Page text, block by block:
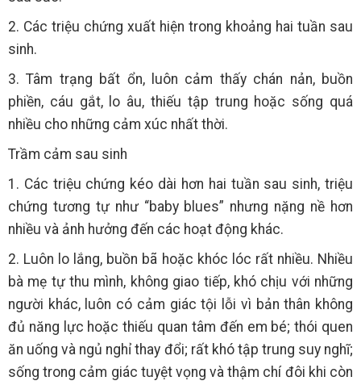
2. Các triệu chứng xuất hiện trong khoảng hai tuần sau
sinh.
3. Tâm trạng bất ổn, luôn cảm thấy chán nản, buồn
phiền, cáu gắt, lo âu, thiếu tập trung hoặc sống quá
nhiều cho những cảm xúc nhất thời.
Trầm cảm sau sinh
1. Các triệu chứng kéo dài hơn hai tuần sau sinh, triệu
chứng tương tự như “baby blues” nhưng nặng nề hơn
nhiều và ảnh hưởng đến các hoạt động khác.
2. Luôn lo lắng, buồn bã hoặc khóc lóc rất nhiều. Nhiều
bà mẹ tự thu mình, không giao tiếp, khó chịu với những
người khác, luôn có cảm giác tội lỗi vì bản thân không
đủ năng lực hoặc thiếu quan tâm đến em bé; thói quen
ăn uống và ngủ nghỉ thay đổi; rất khó tập trung suy nghĩ;
sống trong cảm giác tuyệt vọng và thậm chí đôi khi còn